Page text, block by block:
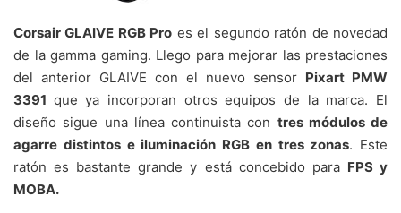
Corsair GLAIVE RGB Pro es el segundo ratón de novedad
de la gamma gaming. Llego para mejorar las prestaciones
del anterior GLAIVE con el nuevo sensor Pixart PMW
3391 que ya incorporan otros equipos de la marca. El
diseño sigue una línea continuista con tres módulos de
agarre distintos e iluminación RGB en tres zonas. Este
ratón es bastante grande y está concebido para FPS y
MOBA.